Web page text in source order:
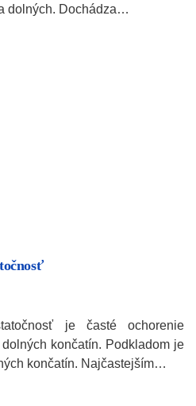
dolných. Dochádza…
je časté ochorenie
končatín. Podkladom je
končatín. Najčastejším…